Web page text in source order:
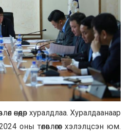
өнөөдөр хуралдлаа. Хуралдаанаар
оны төлөвлөгөөг хэлэлцсэн юм.